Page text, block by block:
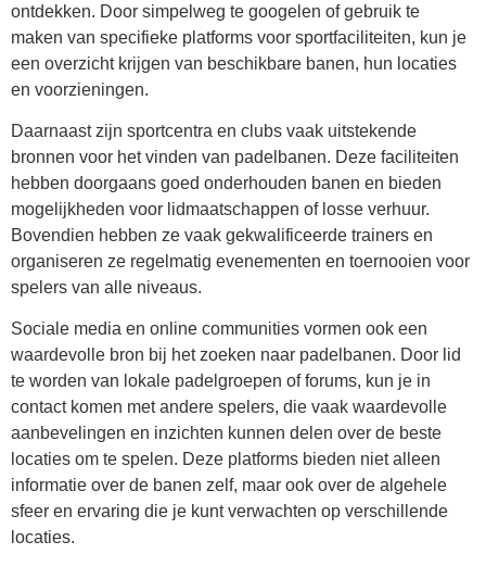
ontdekken. Door simpelweg te googelen of gebruik te
maken van specifieke platforms voor sportfaciliteiten, kun je
een overzicht krijgen van beschikbare banen, hun locaties
en voorzieningen.
Daarnaast zijn sportcentra en clubs vaak uitstekende
bronnen voor het vinden van padelbanen. Deze faciliteiten
hebben doorgaans goed onderhouden banen en bieden
mogelijkheden voor lidmaatschappen of losse verhuur.
Bovendien hebben ze vaak gekwalificeerde trainers en
organiseren ze regelmatig evenementen en toernooien voor
spelers van alle niveaus.
Sociale media en online communities vormen ook een
waardevolle bron bij het zoeken naar padelbanen. Door lid
te worden van lokale padelgroepen of forums, kun je in
contact komen met andere spelers, die vaak waardevolle
aanbevelingen en inzichten kunnen delen over de beste
locaties om te spelen. Deze platforms bieden niet alleen
informatie over de banen zelf, maar ook over de algehele
sfeer en ervaring die je kunt verwachten op verschillende
locaties.